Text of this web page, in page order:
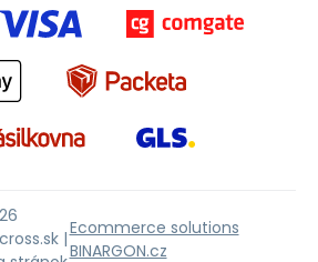
|
Ecommerce solutions
BINARGON.cz